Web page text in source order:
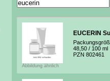
Abbildung ähnlich
EUCERIN
48,50 / 100 ml
PZN 802461